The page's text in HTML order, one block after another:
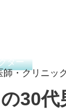
師・クリニッ
ター
30